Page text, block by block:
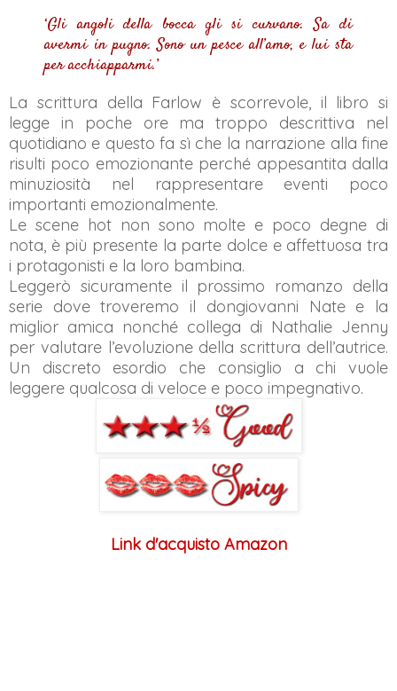
‘Gli angoli della bocca gli si curvano. Sa di
avermi in pugno. Sono un pesce all’amo, e lui sta
per acchiapparmi.’
La scrittura della Farlow è scorrevole, il libro si
legge in poche ore ma troppo descrittiva nel
quotidiano e questo fa sì che la narrazione alla fine
risulti poco emozionante perché appesantita dalla
minuziosità nel rappresentare eventi poco
importanti emozionalmente.
Le scene hot non sono molte e poco degne di
nota, è più presente la parte dolce e affettuosa tra
i protagonisti e la loro bambina.
Leggerò sicuramente il prossimo romanzo della
serie dove troveremo il dongiovanni Nate e la
miglior amica nonché collega di Nathalie Jenny
per valutare l’evoluzione della scrittura dell’autrice.
Un discreto esordio che consiglio a chi vuole
leggere qualcosa di veloce e poco impegnativo.
Link d'acquisto Amazon